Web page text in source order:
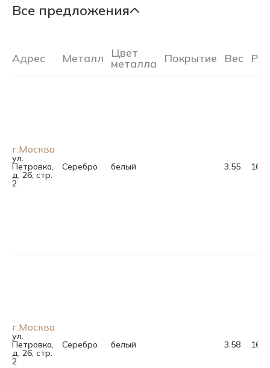
Все предложения
Адрес Металл Цвет
металла Покрытие Вес
г.Москва
ул.
Петровка,
д. 26, стр.
2
Серебро белый 3.55 16.0
г.Москва
ул.
Петровка,
д. 26, стр.
2
Серебро белый 3.58 16.5